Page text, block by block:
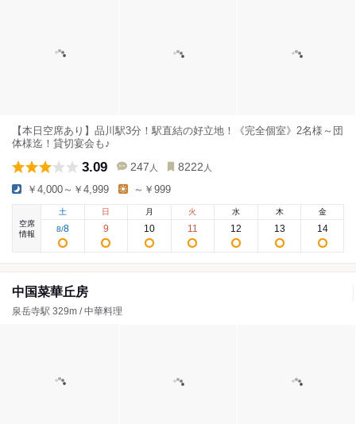
【本日空席あり】品川駅3分！駅直結の好立地！《完全個室》2名様～団
体様迄！貸切宴会も♪
3.09 247 人 8222 人
￥4,000～￥4,999 ～￥999
空席
情報
土
8/8
日
9
月
10
火
11
水
12
木
13
金
14
中国菜華丘房
泉岳寺駅 329m / 中華料理